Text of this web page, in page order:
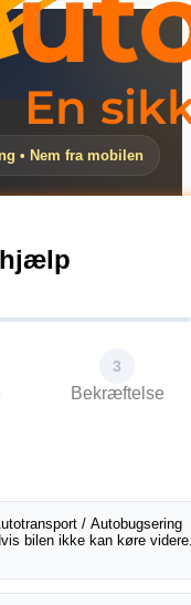
• Nem fra mobilen
3
Bekræftelse
/ Autobugsering
bilen ikke kan køre